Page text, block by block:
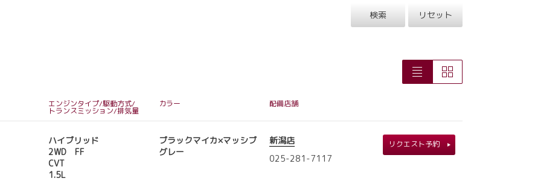
検索 リセット
エンジンタイプ/駆動方式/
トランスミッション/排気量
カラー 配備店舗
ハイブリッド
2WD FF
CVT
1.5L
ブラックマイカ×マッシブ
グレー
新潟店
025-281-7117
リクエスト予約